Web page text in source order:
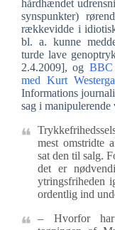
hårdhændet
synspunkter)
rækkevidde i
bl. a. kunne
turde lave
2.4.2009], og BBC
med Kurt
Informations
sag i manipulerende
mest omstridte
sat den til salg.
det er
ytringsfriheden
ordentlig ind
– Hvorfor